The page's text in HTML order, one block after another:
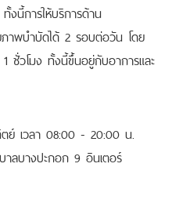
งนี้การให้บริการด้าน
าพบำบัดได้ 2 รอบต่อวัน โดย
ชั่วโมง ทั้งนี้ขึ้นอยู่กับอาการและ
ย์ เวลา 08:00 - 20:00 น.
ลบางปะกอก 9 อินเตอร์